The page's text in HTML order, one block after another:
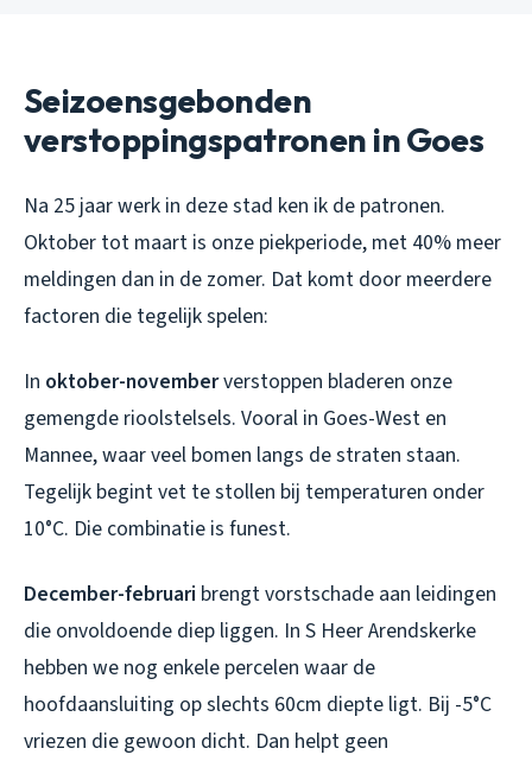
Seizoensgebonden
verstoppingspatronen in Goes
Na 25 jaar werk in deze stad ken ik de patronen.
Oktober tot maart is onze piekperiode, met 40% meer
meldingen dan in de zomer. Dat komt door meerdere
factoren die tegelijk spelen:
In oktober-novemberverstoppen bladeren onze
gemengde rioolstelsels. Vooral in Goes-West en
Mannee, waar veel bomen langs de straten staan.
Tegelijk begint vet te stollen bij temperaturen onder
10°C. Die combinatie is funest.
December-februari brengt vorstschade aan leidingen
die onvoldoende diep liggen. In S Heer Arendskerke
hebben we nog enkele percelen waar de
hoofdaansluiting op slechts 60cm diepte ligt. Bij -5°C
vriezen die gewoon dicht. Dan helpt geen